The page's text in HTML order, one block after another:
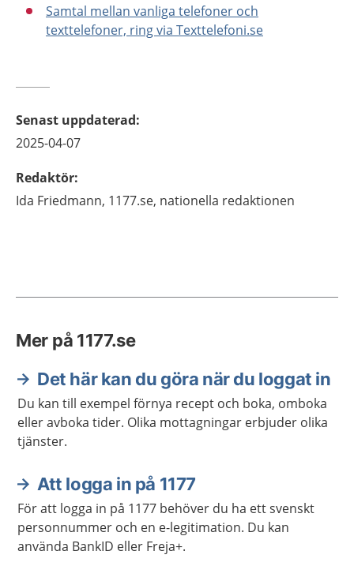
Samtal mellan vanliga telefoner och
texttelefoner, ring via Texttelefoni.se
Senast uppdaterad:
2025-04-07
Redaktör:
Ida Friedmann, 1177.se, nationella redaktionen
Mer på 1177.se
Det här kan du göra när du loggat in
Du kan till exempel förnya recept och boka, omboka
eller avboka tider. Olika mottagningar erbjuder olika
tjänster.
Att logga in på 1177
För att logga in på 1177 behöver du ha ett svenskt
personnummer och en e-legitimation. Du kan
använda BankID eller Freja+.